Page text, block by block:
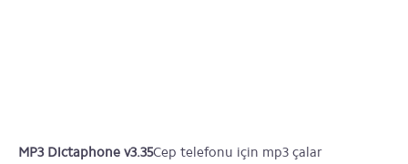
MP3 Dictaphone v3.35Cep telefonu için mp3 çalar